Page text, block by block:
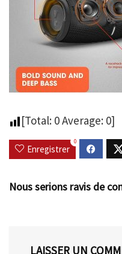
[Total: 0Average: 0]
Enregistrer
0
Nous serions ravis de
LAISSER UN